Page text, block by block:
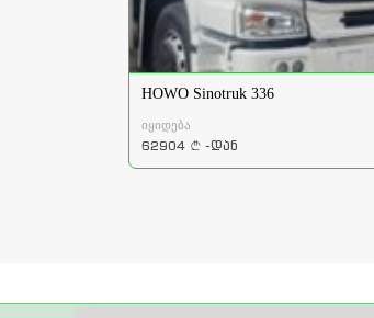
HOWO Sinotruk 336
იყიდება
62904 a -დან